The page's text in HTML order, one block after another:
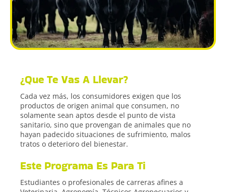
¿Que Te Vas A Llevar?
Cada vez más, los consumidores exigen que los
productos de origen animal que consumen, no
solamente sean aptos desde el punto de vista
sanitario, sino que provengan de animales que no
hayan padecido situaciones de sufrimiento, malos
tratos o deterioro del bienestar.
Este Programa Es Para Ti
Estudiantes o profesionales de carreras afines a